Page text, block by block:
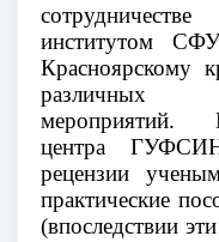
институтом
Красноярскому
различных
мероприятий.
центра
рецензии
практические
(впоследствии